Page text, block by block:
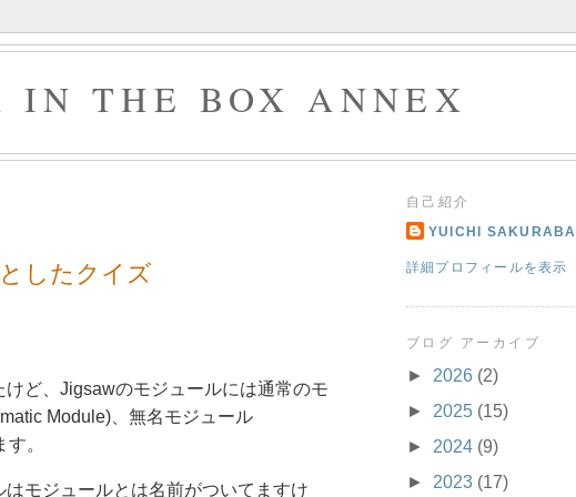
IN THE BOX ANNEX
したクイズ
けど、Jigsawのモジュールには通常のモ
Module)、無名モジュール
。
モジュールとは名前がついてますけ
自己紹介
YUICHI SAKURABA
詳細プロフィールを表示
ブログ アーカイブ
► 2026 (2)
► 2025 (15)
► 2024 (9)
► 2023 (17)